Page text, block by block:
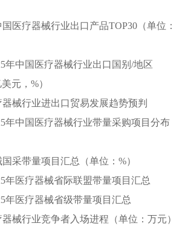
国医疗器械行业出口产品TOP30（单位：
年中国医疗器械行业出口国别/地区
元，%）
械行业进出口贸易发展趋势预判
年中国医疗器械行业带量采购项目分布
采带量项目汇总（单位：%）
年医疗器械省际联盟带量项目汇总
年医疗器械省级带量项目汇总
械行业竞争者入场进程（单位：万元）